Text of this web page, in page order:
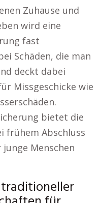
Zuhause und
wird eine
fast
Schäden, die man
deckt dabei
Missgeschicke wie
bietet die
frühem Abschluss
Menschen